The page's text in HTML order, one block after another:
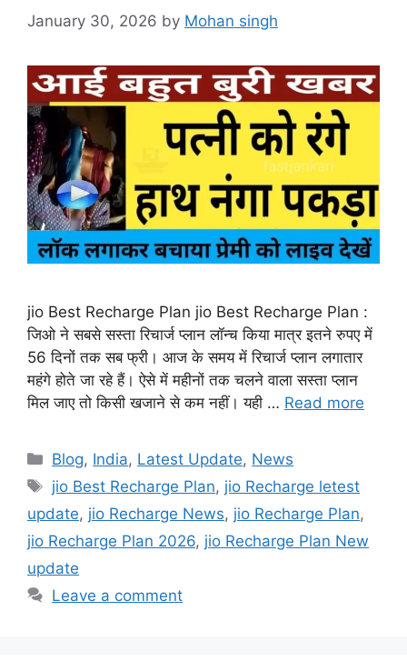
January 30, 2026 by Mohan singh
jio Best Recharge Plan jio Best Recharge Plan :
जिओ ने सबसे सस्ता रिचार्ज प्लान लॉन्च किया मात्र इतने रुपए में
56 दिनों तक सब फ्री। आज के समय में रिचार्ज प्लान लगातार
महंगे होते जा रहे हैं। ऐसे में महीनों तक चलने वाला सस्ता प्लान
मिल जाए तो किसी खजाने से कम नहीं। यही … Read more
Categories
Blog, India, Latest Update, News
Tags
jio Best Recharge Plan, jio Recharge letest
update, jio Recharge News, jio Recharge Plan,
jio Recharge Plan 2026, jio Recharge Plan New
update
Leave a comment